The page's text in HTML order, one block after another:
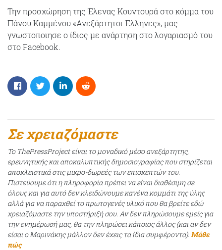
Την προσχώρηση της Έλενας Κουντουρά στο κόμμα του
Πάνου Καμμένου «Ανεξάρτητοι Έλληνες», μας
γνωστοποιησε ο ίδιος με ανάρτηση στο λογαριασμό του
στο Facebook.
Σε χρειαζόμαστε
Το ThePressProject είναι το μοναδικό μέσο ανεξάρτητης,
ερευνητικής και αποκαλυπτικής δημοσιογραφίας που στηρίζεται
αποκλειστικά στις μικρο-δωρεές των επισκεπτών του.
Πιστεύουμε ότι η πληροφορία πρέπει να είναι διαθέσιμη σε
όλους και για αυτό δεν κλειδώνουμε κανένα κομμάτι της ύλης
αλλά για να παραχθεί το πρωτογενές υλικό που θα βρείτε εδώ
χρειαζόμαστε την υποστήριξή σου. Αν δεν πληρώσουμε εμείς για
την ενημέρωσή μας, θα την πληρώσει κάποιος άλλος (και αν δεν
είσαι ο Μαρινάκης μάλλον δεν έχεις τα ίδια συμφέροντα). Μάθε
πώς